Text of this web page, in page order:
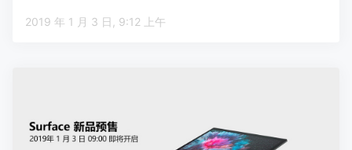
2019 年 1 月 3 日, 9:12 上午